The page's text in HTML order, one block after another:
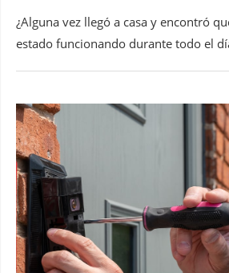
¿Alguna vez llegó a casa y encontró
estado funcionando durante todo el